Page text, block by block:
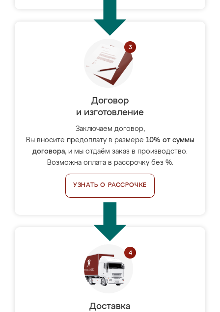
Договор
и изготовление
Заключаем договор,
Вы вносите предоплату в размере 10% от суммы
договора, и мы отдаём заказ в производство.
Возможна оплата в рассрочку без %.
УЗНАТЬ О РАССРОЧКЕ
Доставка